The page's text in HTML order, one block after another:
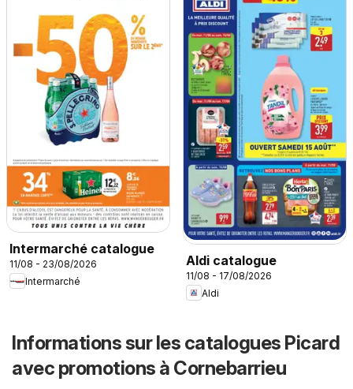
Intermarché catalogue
11/08 - 23/08/2026
Intermarché
Aldi catalogue
11/08 - 17/08/2026
Aldi
Informations sur les catalogues Picard
avec promotions à Cornebarrieu